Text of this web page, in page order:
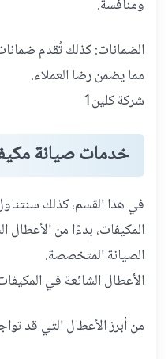
ومنافسة.
الضمانات: كذلك تُقدم
مما يضمن رضا العملاء.
شركة كلين1
خدمات صيانة
في هذا القسم، كذلك
المكيفات، بدءًا من
الصيانة المتخصصة.
الأعطال الشائعة في
من أبرز الأعطال التي قد